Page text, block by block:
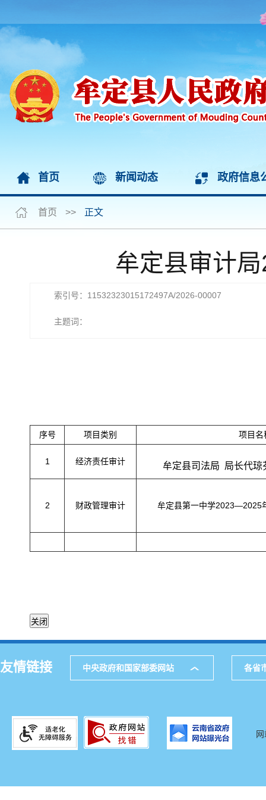
首页 新闻动态 政府信息
首页 >> 正文
牟定县审计
索引号：11532323015172497A/2026-00007
主题词：
序号 项目类别 项目名
1 经济责任审计 牟定县司法局 局长代琼
2 财政管理审计 牟定县第一中学2023—2025
友情链接 中央政府和国家部委网站 各省